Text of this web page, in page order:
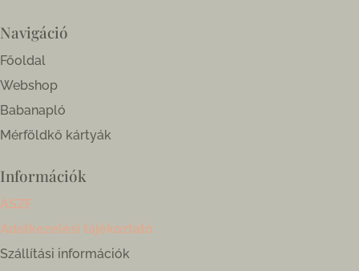
Navigáció
Főoldal
Webshop
Babanapló
Mérföldkő kártyák
Információk
ÁSZF
Adatkezelési tájékoztató
Szállítási információk